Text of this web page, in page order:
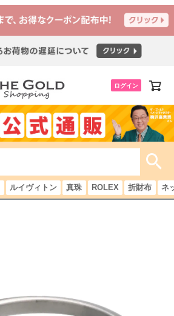
ログイン
ルイヴィトン 真珠 ROLEX 折財布 ネ